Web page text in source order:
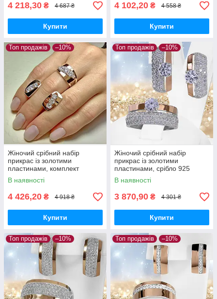
4 218,30 ₴ 4 687 ₴
Купити
4 102,20 ₴ 4 558 ₴
Купити
Топ продажів –10%
Жіночий срібний набір
прикрас із золотими
пластинами, комплект
ювелірний срібний кільце та
сережки
В наявності
4 426,20 ₴ 4 918 ₴
Купити
Топ продажів –10%
Жіночий срібний набір
прикрас із золотими
пластинами, срібло 925
проби із золотими
пластинами 375 проби
В наявності
3 870,90 ₴ 4 301 ₴
Купити
Топ продажів –10% Топ продажів –10%